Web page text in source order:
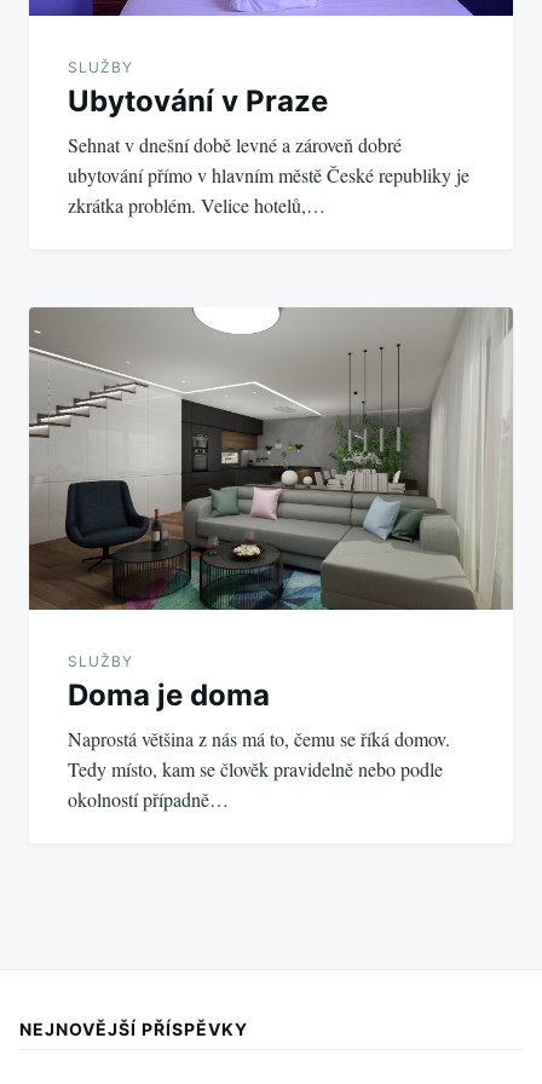
SLUŽBY
Ubytování v Praze
Sehnat v dnešní době levné a zároveň dobré
ubytování přímo v hlavním městě České republiky je
zkrátka problém. Velice hotelů,…
SLUŽBY
Doma je doma
Naprostá většina z nás má to, čemu se říká domov.
Tedy místo, kam se člověk pravidelně nebo podle
okolností případně…
NEJNOVĚJŠÍ PŘÍSPĚVKY